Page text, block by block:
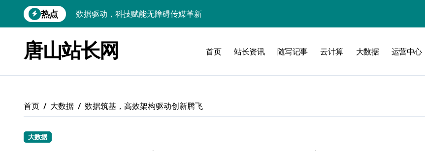
到
热点
VR跨界融合新趋势：站长资源全攻略
云计算弹性架构：智能资源调配揭秘
数据驱动传媒革新：交互优化实战解析
数据驱动下的传媒生态量子跃迁
唐山站长网 首页 站长资讯 随写记事 云计算 大数据 运营中心
首页 大数据 数据筑基，高效架构驱动创新腾飞
大数据